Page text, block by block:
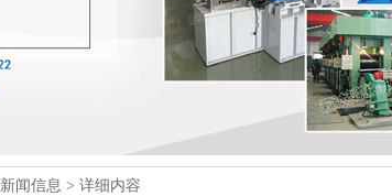
新闻信息 > 详细内容